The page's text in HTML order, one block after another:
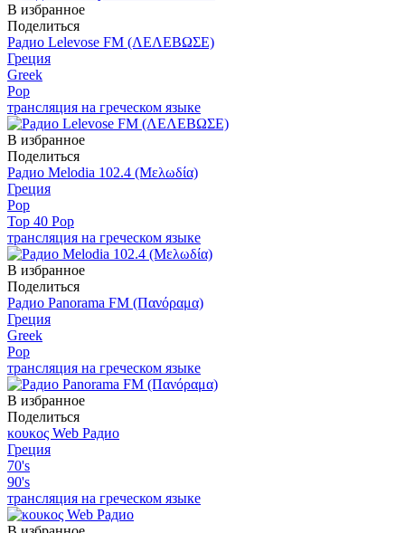
В избранное
Поделиться
Радио Lelevose FM (ΛΕΛΕΒΩΣΕ)
Греция
Greek
Pop
трансляция на греческом языке
В избранное
Поделиться
Радио Melodia 102.4 (Μελωδία)
Греция
Pop
Top 40 Pop
трансляция на греческом языке
В избранное
Поделиться
Радио Panorama FM (Πανόραμα)
Греция
Greek
Pop
трансляция на греческом языке
В избранное
Поделиться
κουκος Web Радио
Греция
70's
90's
трансляция на греческом языке